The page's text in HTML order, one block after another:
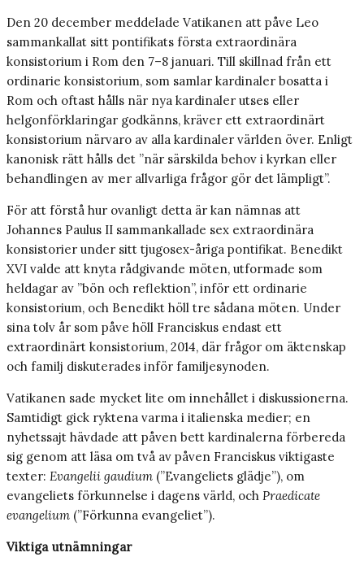
Den 20 december meddelade Vatikanen att påve Leo
sammankallat sitt pontifikats första extraordinära
konsistorium i Rom den 7–8 januari. Till skillnad från ett
ordinarie konsistorium, som samlar kardinaler bosatta i
Rom och oftast hålls när nya kardinaler utses eller
helgonförklaringar godkänns, kräver ett extraordinärt
konsistorium närvaro av alla kardinaler världen över. Enligt
kanonisk rätt hålls det ”när särskilda behov i kyrkan eller
behandlingen av mer allvarliga frågor gör det lämpligt”.
För att förstå hur ovanligt detta är kan nämnas att
Johannes Paulus II sammankallade sex extraordinära
konsistorier under sitt tjugosex-åriga pontifikat. Benedikt
XVI valde att knyta rådgivande möten, utformade som
heldagar av ”bön och reflektion”, inför ett ordinarie
konsistorium, och Benedikt höll tre sådana möten. Under
sina tolv år som påve höll Franciskus endast ett
extraordinärt konsistorium, 2014, där frågor om äktenskap
och familj diskuterades inför familje­synoden.
Vatikanen sade mycket lite om innehållet i diskussionerna.
Samtidigt gick ryktena varma i italienska medier; en
nyhetssajt hävdade att påven bett kardinalerna förbereda
sig genom att läsa om två av påven Franciskus viktigaste
texter: Evangelii gaudium (”Evangeliets glädje”), om
evangeliets förkunnelse i dagens värld, och ­ Praedicate
evangelium (”Förkunna evangeliet”).
Viktiga utnämningar